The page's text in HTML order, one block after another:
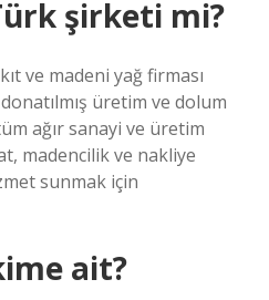
şirketi mi?
ve madeni yağ firması
üretim ve dolum
ağır sanayi ve üretim
madencilik ve nakliye
sunmak için
ait?